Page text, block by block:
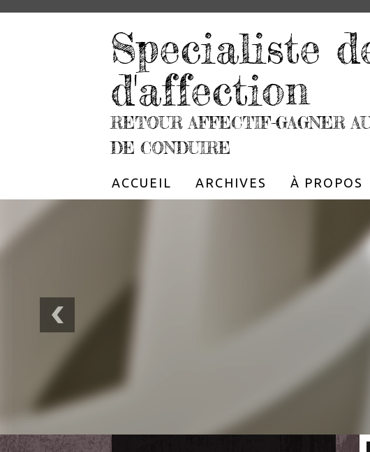
Specialiste
d'affection
RETOUR AFFECTIF-GAGNER
DE CONDUIRE
ACCUEIL ARCHIVES À PROPOS